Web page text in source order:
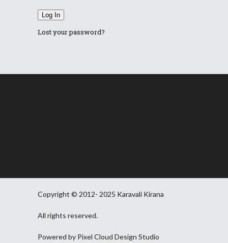
Log In
Lost your password?
Copyright © 2012- 2025 Karavali Kirana
All rights reserved.
Powered by Pixel Cloud Design Studio